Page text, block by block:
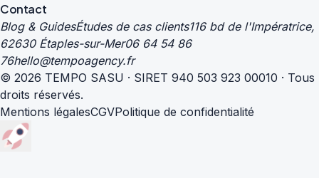
Contact
Blog & GuidesÉtudes de cas clients116 bd de l'Impératrice,
62630 Étaples-sur-Mer06 64 54 86
76hello@tempoagency.fr
© 2026 TEMPO SASU · SIRET 940 503 923 00010 · Tous
droits réservés.
Mentions légalesCGVPolitique de confidentialité